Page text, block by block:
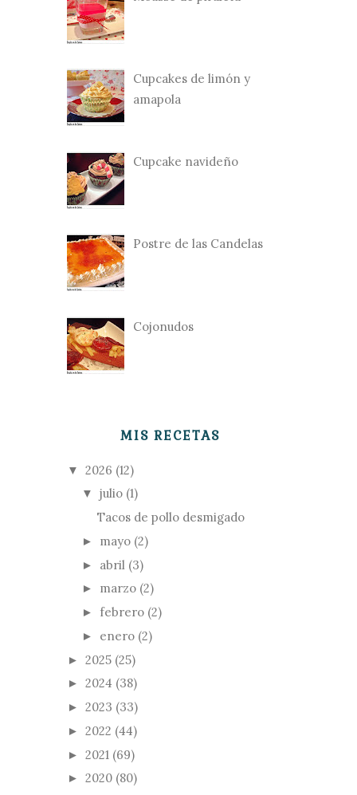
Cupcakes de limón y
amapola
Cupcake navideño
Postre de las Candelas
Cojonudos
MIS RECETAS
▼ 2026 (12)
▼ julio (1)
Tacos de pollo desmigado
► mayo (2)
► abril (3)
► marzo (2)
► febrero (2)
► enero (2)
► 2025 (25)
► 2024 (38)
► 2023 (33)
► 2022 (44)
► 2021 (69)
► 2020 (80)